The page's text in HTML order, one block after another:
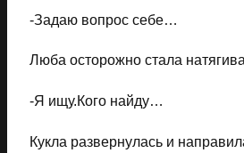
-Задаю вопрос себе…
Люба осторожно стала
-Я ищу.Кого найду…
Кукла развернулась и